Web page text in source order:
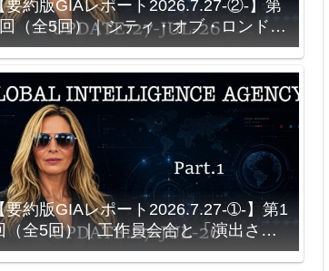
要約版GIAレポート2026.7.27-②-】第
（全5回）｜シティ・オブ・ロンド
、Bank of America、そして「王族」
要約版GIAレポート2026.7.27-➀-】第1
（全5回）｜工作員会合と「演出され
対立」